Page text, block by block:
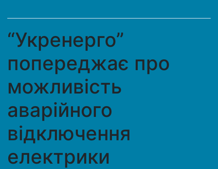
“Укренерго”
попереджає про
можливість
аварійного
відключення
електрики